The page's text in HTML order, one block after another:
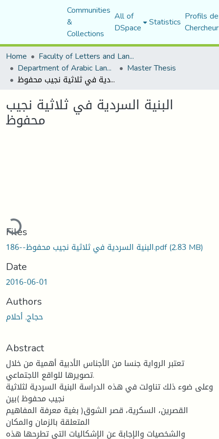
Communities
&
Collections
All of
DSpace Statistics Profils
Home
Faculty of Letters and Languages
Department of Arabic Language and Literature Master Thesis
البنية السردية في ثلاثية نجيب محفوظ
البنية السردية في ثلاثية نجيب
محفوظ
Files
البنية السردية في ثلاثية نجيب محفوظ--186.pdf(2.83 MB)
Date
2016-06-01
Authors
حجاج, أحلام
Abstract
تعتبر الرواية جنسا من الأجناس الأدبية أهمية من خلال
تصويرها للواقع الاجتماعي.
وعلى ضوء ذلك تناولت في هذه الدراسة البنية السردية لثلاثية
نجيب محفوظ )بين
القصرين، السكرية، قصر الشوق( بغية معرفة المفاهيم
المتعلقة بالزمان والمكان
والشخصيات والإجابة عن الإشكاليات التي تطرحها هذه